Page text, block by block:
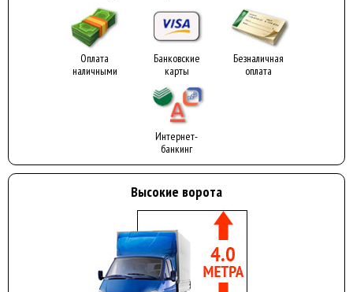
Оплата
наличными
Банковские
карты
Безналичная
оплата
Интернет-
банкинг
Высокие ворота